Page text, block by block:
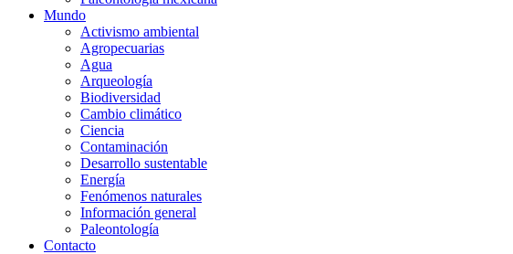
Mundo
Activismo ambiental
Agropecuarias
Agua
Arqueología
Biodiversidad
Cambio climático
Ciencia
Contaminación
Desarrollo sustentable
Energía
Fenómenos naturales
Información general
Paleontología
Contacto